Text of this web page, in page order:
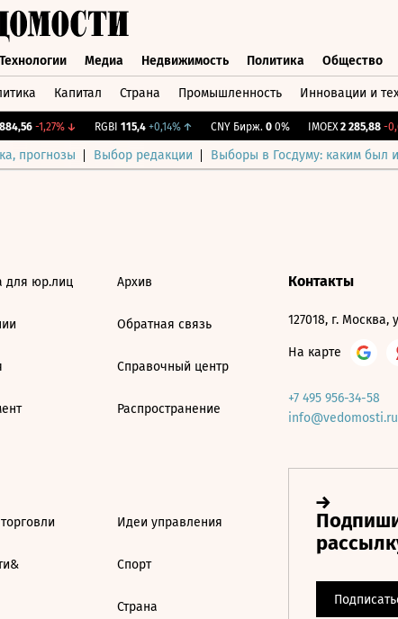
Технологии Медиа Недвижимость Политика Общество
Капитал Страна Промышленность Инновации и
-1,27%↓ RGBI 115,4 +0,14%↑ CNY Бирж. 0 0% IMOEX 2 285,88 -
прогнозы Выбор редакции Выборы в Госдуму: каким был
для юр.лиц Архив
Обратная связь
Справочный центр
Распространение
Идеи управления
Спорт
Страна
Контакты
127018, г. Москва,
На карте
+7 495 956-34-58
info@vedomosti.ru